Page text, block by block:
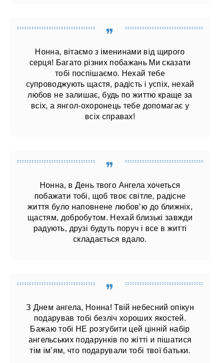
Нонна, вітаємо з іменинами від щирого
серця! Багато різних побажань Ми сказати
тобі поспішаємо. Нехай тебе
супроводжують щастя, радість і успіх, нехай
любов не залишає, будь по життю краще за
всіх, а янгол-охоронець тебе допомагає у
всіх справах!
Нонна, в День твого Ангела хочеться
побажати тобі, щоб твоє світле, радісне
життя було наповнене любов’ю до ближніх,
щастям, добробутом. Нехай близькі завжди
радують, друзі будуть поруч і все в житті
складається вдало.
З Днем ангела, Нонна! Твій небесний опікун
подарував тобі безліч хороших якостей.
Бажаю тобі НЕ розгубити цей цінній набір
ангельських подарунків по жітті и пішатися
тім ім’ям, что подарували тобі твої батьки.